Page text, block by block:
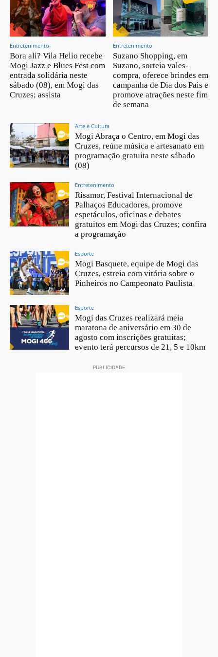
Entretenimento
Bora ali? Vila Helio recebe
Mogi Jazz e Blues Fest com
entrada solidária neste
sábado (08), em Mogi das
Cruzes; assista
Entretenimento
Suzano Shopping, em
Suzano, sorteia vales-
compra, oferece brindes em
campanha de Dia dos Pais e
promove atrações neste fim
de semana
Arte e Cultura
Mogi Abraça o Centro, em Mogi das
Cruzes, reúne música e artesanato em
programação gratuita neste sábado
(08)
Entretenimento
Risamor, Festival Internacional de
Palhaços Educadores, promove
espetáculos, oficinas e debates
gratuitos em Mogi das Cruzes; confira
a programação
Esporte
Mogi Basquete, equipe de Mogi das
Cruzes, estreia com vitória sobre o
Pinheiros no Campeonato Paulista
Esporte
Mogi das Cruzes realizará meia
maratona de aniversário em 30 de
agosto com inscrições gratuitas;
evento terá percursos de 21, 5 e 10km
PUBLICIDADE